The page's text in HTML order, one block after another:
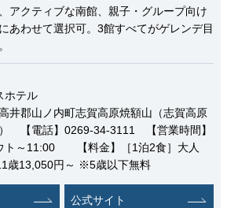
アクティブな南館、親子・グループ向け
あわせて選択可。3館すべてがゲレンデ目
ホテル
井郡山ノ内町志賀高原焼額山（志賀高原
【電話】0269-34-3111 【営業時間】
ト～11:00 【料金】［1泊2食］大人
歳13,050円～ ※5歳以下無料
公式サイト